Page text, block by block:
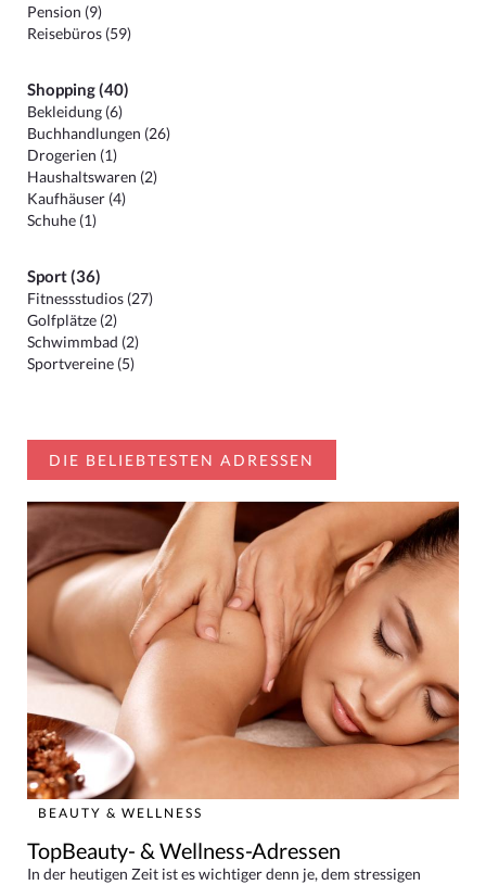
Pension (9)
Reisebüros (59)
Shopping (40)
Bekleidung (6)
Buchhandlungen (26)
Drogerien (1)
Haushaltswaren (2)
Kaufhäuser (4)
Schuhe (1)
Sport (36)
Fitnessstudios (27)
Golfplätze (2)
Schwimmbad (2)
Sportvereine (5)
DIE BELIEBTESTEN ADRESSEN
BEAUTY & WELLNESS
TopBeauty- & Wellness-Adressen
In der heutigen Zeit ist es wichtiger denn je, dem stressigen